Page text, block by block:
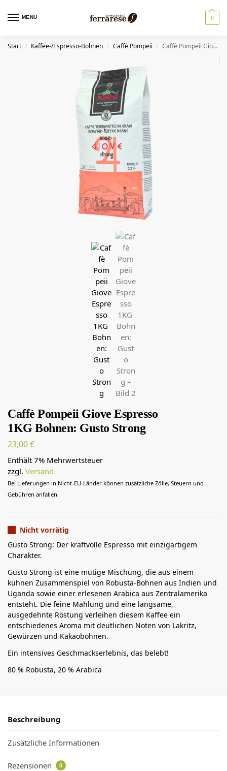
MENU 0
Start / Kaffee-/Espresso-Bohnen / Caffè Pompeii / Caffè Pompeii Giove Espresso 1KG Bohnen: Gusto Strong
Caffè Pompeii Giove Espresso
1KG Bohnen: Gusto Strong
23,00€
Enthält 7% Mehrwertsteuer
zzgl. Versand
Bei Lieferungen in Nicht-EU-Länder können zusätzliche Zölle, Steuern und
Gebühren anfallen.
Nicht vorrätig
Gusto Strong: Der kraftvolle Espresso mit einzigartigem
Charakter.
Gusto Strong ist eine mutige Mischung, die aus einem
kühnen Zusammenspiel von Robusta-Bohnen aus Indien und
Uganda sowie einer erlesenen Arabica aus Zentralamerika
entsteht. Die feine Mahlung und eine langsame,
ausgedehnte Röstung verleihen diesem Kaffee ein
entschiedenes Aroma mit deutlichen Noten von Lakritz,
Gewürzen und Kakaobohnen.
Ein intensives Geschmackserlebnis, das belebt!
80 % Robusta, 20 % Arabica
Beschreibung
Zusätzliche Informationen
Rezensionen 0